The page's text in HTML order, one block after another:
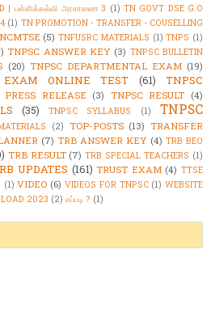
| பள்ளிக்கல்வி அரசாணை 3 (1) TN GOVT DSE G.O
(1) TN PROMOTION - TRANSFER - COUSELLING
(5) TNFUSRC MATERIALS (1) TNPS (1)
TNPSC ANSWER KEY (3) TNPSC BULLETIN
(20) TNPSC DEPARTMENTAL EXAM (19)
EXAM ONLINE TEST (61)
TNPSC
PRESS RELEASE (3) TNPSC RESULT (4)
(35) TNPSC SYLLABUS (1)
TNPSC
(2) TOP-POSTS (13) TRANSFER
(7) TRB ANSWER KEY (4) TRB BEO
TRB RESULT (7) TRB SPECIAL TEACHERS (1)
UPDATES (161) TRUST EXAM (4) TTSE
(1) VIDEO (6) VIDEOS FOR TNPSC (1) WEBSITE
2023 (2) எப்படி ? (1)